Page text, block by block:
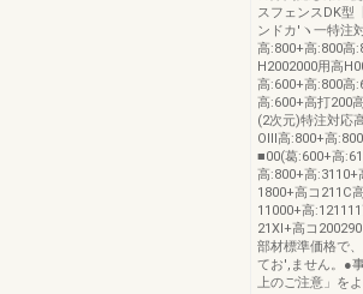
スフェンスDK型
ンドカ′ヽ一特注
高:800+高:800高
H2002000用高
高:600+高:800高
高:600+高打200
(2次元)特注対応
Olll高:800+高
■00(葛:600+高
高:800+高:3110+
1800+高コ211C
11000+高
21Xl+高コ
部材標準価格で
てお',ません。●
上のご注意」を